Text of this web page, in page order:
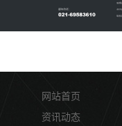
网站首页
资讯动态